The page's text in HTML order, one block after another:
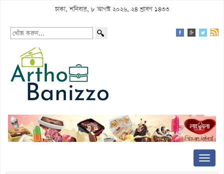
ঢাকা, শনিবার, ৮ আগস্ট ২০২৬, ২৪ শ্রাবণ ১৪৩৩